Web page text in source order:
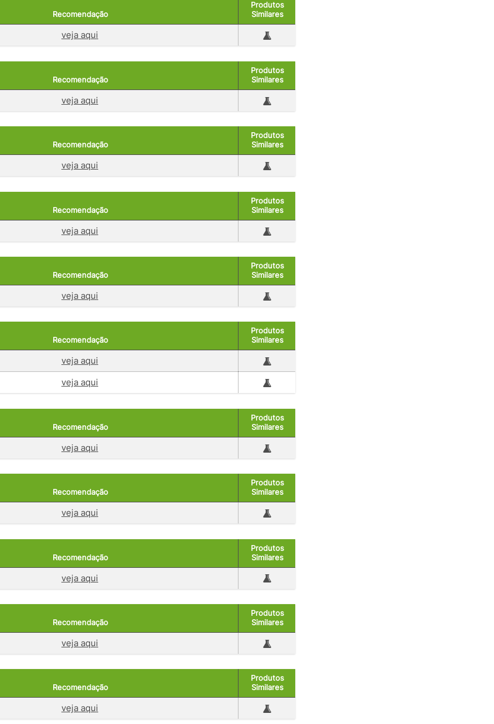
Recomendação
Produtos
Similares
veja aqui
Recomendação
Produtos
Similares
veja aqui
Recomendação
Produtos
Similares
veja aqui
Recomendação
Produtos
Similares
veja aqui
Recomendação
Produtos
Similares
veja aqui
Recomendação
Produtos
Similares
veja aqui
veja aqui
Recomendação
Produtos
Similares
veja aqui
Recomendação
Produtos
Similares
veja aqui
Recomendação
Produtos
Similares
veja aqui
Recomendação
Produtos
Similares
veja aqui
Recomendação
Produtos
Similares
veja aqui